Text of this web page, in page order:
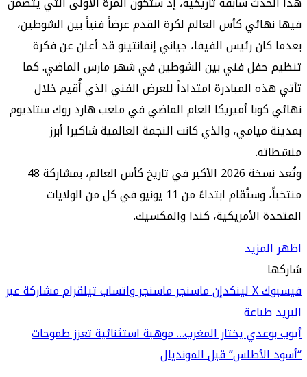
فيها نهائي كأس العالم لكرة القدم عرضاً فنياً بين الشوطين،
بعدما كان رئيس الفيفا، جياني إنفانتينو قد أعلن عن فكرة
تنظيم حفل فني بين الشوطين في شهر مارس الماضي. كما
تأتي هذه المبادرة امتداداً للعرض الفني الذي أُقيم خلال
نهائي كوبا أميريكا العام الماضي في ملعب هارد روك ستاديوم
بمدينة ميامي، والذي كانت النجمة العالمية شاكيرا أبرز
منشطاته.
وتُعد نسخة 2026 الأكبر في تاريخ كأس العالم، بمشاركة 48
منتخباً، وستُقام ابتداءً من 11 يونيو في كل من الولايات
المتحدة الأمريكية، كندا والمكسيك.
اظهر المزيد
شاركها
فيسبوك‫Xلينكدإنماسنجرماسنجرواتسابتيلقراممشاركة عبر
البريدطباعة
أيوب بوعدي يختار المغرب… موهبة استثنائية تعزز طموحات
“أسود الأطلس” قبل المونديال